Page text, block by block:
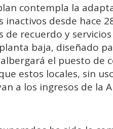
contempla la
inactivos desde hace
recuerdo y
baja, diseñado
el puesto de
estos locales, sin
a los ingresos de la